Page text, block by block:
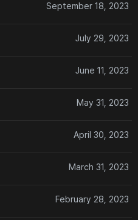
September 18, 2023
July 29, 2023
June 11, 2023
May 31, 2023
April 30, 2023
March 31, 2023
February 28, 2023